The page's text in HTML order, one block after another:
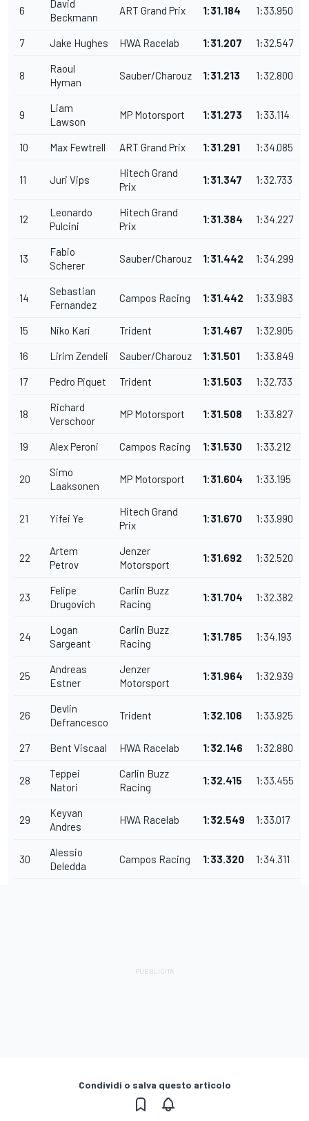
6
David
Beckmann
ART Grand Prix 1:31.184 1:33.950
7 Jake Hughes HWA Racelab 1:31.207 1:32.547
8
Raoul
Hyman
Sauber/Charouz 1:31.213 1:32.800
9
Liam
Lawson
MP Motorsport 1:31.273 1:33.114
10 Max Fewtrell ART Grand Prix 1:31.291 1:34.085
11 Juri Vips
Hitech Grand
Prix
1:31.347 1:32.733
12
Leonardo
Pulcini
Hitech Grand
Prix
1:31.384 1:34.227
13
Fabio
Scherer
Sauber/Charouz 1:31.442 1:34.299
14
Sebastian
Fernandez
Campos Racing 1:31.442 1:33.983
15 Niko Kari Trident 1:31.467 1:32.905
16 Lirim Zendeli Sauber/Charouz 1:31.501 1:33.849
17 Pedro Piquet Trident 1:31.503 1:32.733
18
Richard
Verschoor
MP Motorsport 1:31.508 1:33.827
19 Alex Peroni Campos Racing 1:31.530 1:33.212
20
Simo
Laaksonen
MP Motorsport 1:31.604 1:33.195
21 Yifei Ye
Hitech Grand
Prix
1:31.670 1:33.990
22
Artem
Petrov
Jenzer
Motorsport
1:31.692 1:32.520
23
Felipe
Drugovich
Carlin Buzz
Racing
1:31.704 1:32.382
24
Logan
Sargeant
Carlin Buzz
Racing
1:31.785 1:34.193
25
Andreas
Estner
Jenzer
Motorsport
1:31.964 1:32.939
26
Devlin
Defrancesco
Trident 1:32.106 1:33.925
27 Bent Viscaal HWA Racelab 1:32.146 1:32.880
28
Teppei
Natori
Carlin Buzz
Racing
1:32.415 1:33.455
29
Keyvan
Andres
HWA Racelab 1:32.549 1:33.017
30
Alessio
Deledda
Campos Racing 1:33.320 1:34.311
Condividi o salva questo articolo